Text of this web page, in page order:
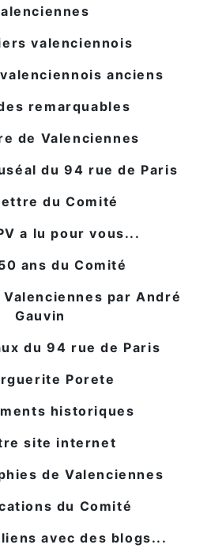
valenciennois
anciens
remarquables
de Valenciennes
du 94 rue de Paris
du Comité
a lu pour vous...
ans du Comité
par André
Gauvin
du 94 rue de Paris
Porete
historiques
site internet
de Valenciennes
du Comité
avec des blogs...